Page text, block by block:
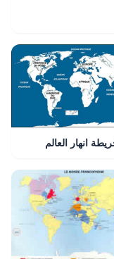
انهار العالم